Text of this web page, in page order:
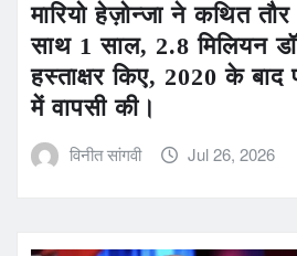
मारियो हेज़ोन्जा ने कथित
साथ 1 साल, 2.8 मिलियन
हस्ताक्षर किए, 2020 के बाद
में वापसी की।
विनीत सांगवी Jul 26, 2026